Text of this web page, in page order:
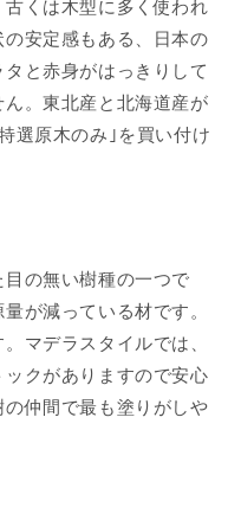
くは木型に多く使われ
安定感もある、日本の
と赤身がはっきりして
。東北産と北海道産が
選原木のみ｣を買い付け
の無い樹種の一つで
が減っている材です。
マデラスタイルでは、
クがありますので安心
仲間で最も塗りがしや